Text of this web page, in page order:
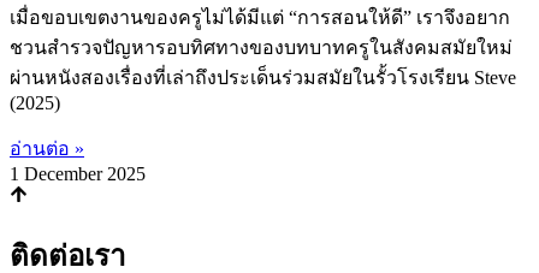
เมื่อขอบเขตงานของครูไม่ได้มีแต่ “การสอนให้ดี” เราจึงอยาก
ชวนสำรวจปัญหารอบทิศทางของบทบาทครูในสังคมสมัยใหม่
ผ่านหนังสองเรื่องที่เล่าถึงประเด็นร่วมสมัยในรั้วโรงเรียน Steve
(2025)
อ่านต่อ »
1 December 2025
ติดต่อเรา